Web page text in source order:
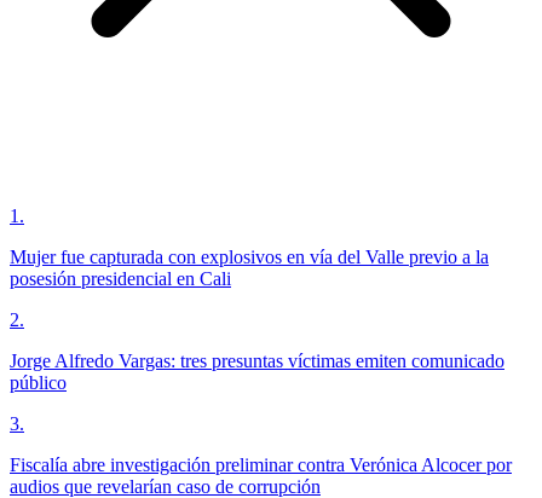
1 .
Mujer fue capturada con explosivos en vía del Valle previo a la
posesión presidencial en Cali
2.
Jorge Alfredo Vargas: tres presuntas víctimas emiten comunicado
público
3.
Fiscalía abre investigación preliminar contra Verónica Alcocer por
audios que revelarían caso de corrupción